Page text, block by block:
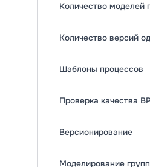
Количество моделей
Количество версий
Шаблоны процессов
Проверка качества
Версионирование
Моделирование